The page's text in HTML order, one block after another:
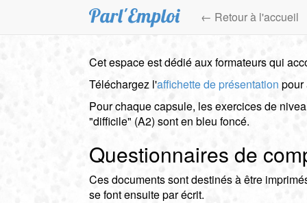
contenu
← Retour à l'accueil
Cet espace est dédié aux formateurs qui
Téléchargez l'affichette de présentation pour
Pour chaque capsule, les exercices de
"difficile" (A2) sont en bleu foncé.
Questionnaires de
Ces documents sont destinés à être
se font ensuite par écrit.